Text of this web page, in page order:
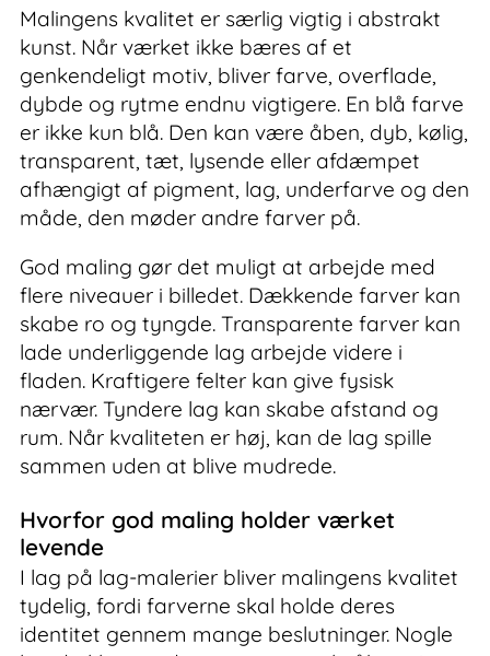
Malingens kvalitet er særlig vigtig i abstrakt
kunst. Når værket ikke bæres af et
genkendeligt motiv, bliver farve, overflade,
dybde og rytme endnu vigtigere. En blå farve
er ikke kun blå. Den kan være åben, dyb, kølig,
transparent, tæt, lysende eller afdæmpet
afhængigt af pigment, lag, underfarve og den
måde, den møder andre farver på.
God maling gør det muligt at arbejde med
flere niveauer i billedet. Dækkende farver kan
skabe ro og tyngde. Transparente farver kan
lade underliggende lag arbejde videre i
fladen. Kraftigere felter kan give fysisk
nærvær. Tyndere lag kan skabe afstand og
rum. Når kvaliteten er høj, kan de lag spille
sammen uden at blive mudrede.
Hvorfor god maling holder værket
levende
I lag på lag-malerier bliver malingens kvalitet
tydelig, fordi farverne skal holde deres
identitet gennem mange beslutninger. Nogle